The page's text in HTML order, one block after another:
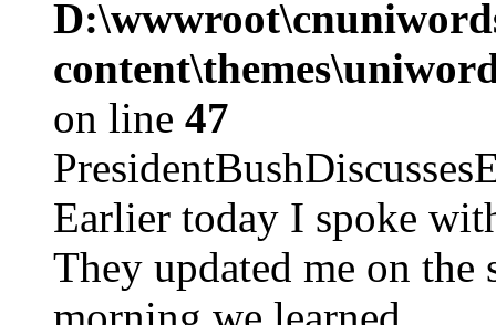
on line 47
Earlier today I spoke
They updated me on the